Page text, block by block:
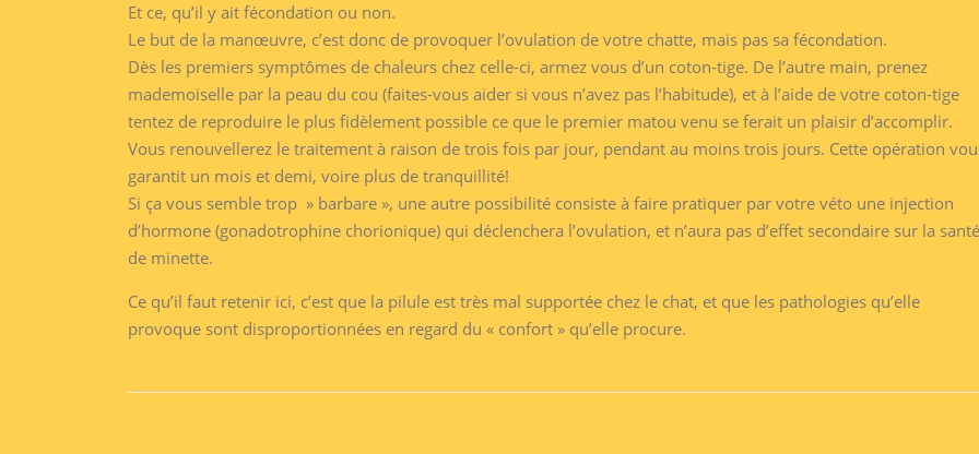
Et ce, qu’il y ait fécondation ou non.
Le but de la manœuvre, c’est donc de provoquer l’ovulation de votre chatte, mais pas sa fécondation.
Dès les premiers symptômes de chaleurs chez celle-ci, armez vous d’un coton-tige. De l’autre main, prenez
mademoiselle par la peau du cou (faites-vous aider si vous n’avez pas l’habitude), et à l’aide de votre coton-tige
tentez de reproduire le plus fidèlement possible ce que le premier matou venu se ferait un plaisir d’accomplir.
Vous renouvellerez le traitement à raison de trois fois par jour, pendant au moins trois jours. Cette opération
garantit un mois et demi, voire plus de tranquillité!
Si ça vous semble trop » barbare », une autre possibilité consiste à faire pratiquer par votre véto une injection
d’hormone (gonadotrophine chorionique) qui déclenchera l’ovulation, et n’aura pas d’effet secondaire sur la santé
de minette.
Ce qu’il faut retenir ici, c’est que la pilule est très mal supportée chez le chat, et que les pathologies qu’elle
provoque sont disproportionnées en regard du « confort » qu’elle procure.